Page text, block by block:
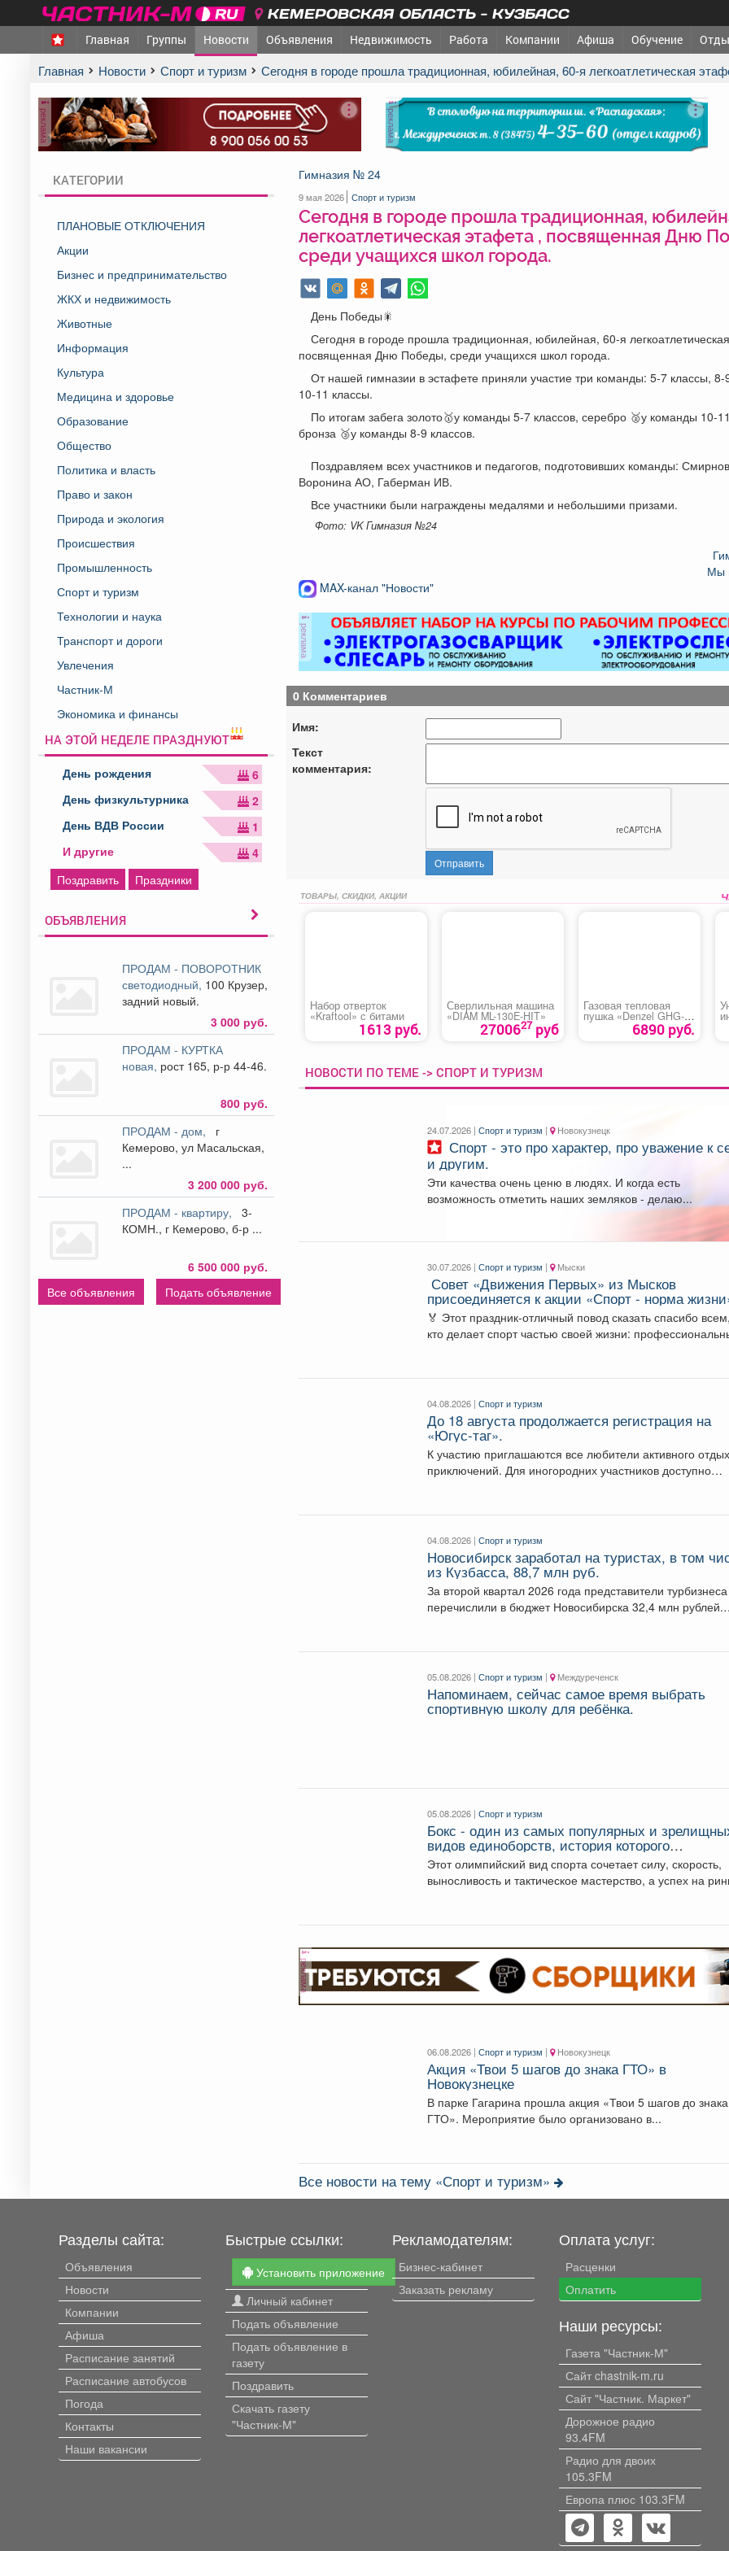
КЕМЕРОВСКАЯ ОБЛАСТЬ - КУЗБАСС
Главная Группы Новости Объявления Недвижимость Работа Компании Афиша Обучение
Главная Новости Спорт и туризм Сегодня в городе прошла традиционная, юбилейная, 60-я легкоатлетическая
реклама реклама
КАТЕГОРИИ
ПЛАНОВЫЕ ОТКЛЮЧЕНИЯ
Акции
Бизнес и предпринимательство
ЖКХ и недвижимость
Животные
Информация
Культура
Медицина и здоровье
Образование
Общество
Политика и власть
Право и закон
Природа и экология
Происшествия
Промышленность
Спорт и туризм
Технологии и наука
Транспорт и дороги
Увлечения
Частник-М
Экономика и финансы
НА ЭТОЙ НЕДЕЛЕ ПРАЗДНУЮТ
День рождения
6
День физкультурника
2
День ВДВ России
1
И другие
4
Поздравить
Праздники
ОБЪЯВЛЕНИЯ
ПРОДАМ - ПОВОРОТНИК
светодиодный, 100 Крузер,
задний новый.
3 000 руб.
ПРОДАМ - КУРТКА
новая, рост 165, р-р 44-46.
800 руб.
ПРОДАМ - дом,
г
Кемерово, ул Масальская,
...
3 200 000 руб.
ПРОДАМ - квартиру,
3-
КОМН., г Кемерово, б-р ...
6 500 000 руб.
Все объявления
Подать объявление
Гимназия № 24
9 мая 2026 Спорт и туризм
Сегодня в городе прошла традиционная,
легкоатлетическая этафета , посвященная Дню
среди учащихся школ города.
День Победы🎇
Сегодня в городе прошла традиционная, юбилейная, 60-я
посвященная Дню Победы, среди учащихся школ города.
От нашей гимназии в эстафете приняли участие три команды: 5-7 классы, 8-
10-11 классы.
По итогам забега золото🥇у команды 5-7 классов, серебро 🥈у команды 10-
бронза 🥉у команды 8-9 классов.
Поздравляем всех участников и педагогов, подготовивших команды:
Воронина АО, Габерман ИВ.
Все участники были награждены медалями и небольшими призами.
Фото: VK Гимназия №24
Мы
MAX-канал "Новости"
реклама
0 Комментариев
Имя:
Текст
комментария:
Отправить
ТОВАРЫ, СКИДКИ, АКЦИИ
Набор отверток
«Kraftool» с битами
1613 руб.
Сверлильная машина
«DIAM ML-130E-HIT»
2700627руб
Газовая тепловая
пушка «Denzel GHG-
10» 6890 руб.
НОВОСТИ ПО ТЕМЕ -> СПОРТ И ТУРИЗМ
24.07.2026 |Спорт и туризм | Новокузнецк
Спорт - это про характер, про уважение к себе
и другим.
Эти качества очень ценю в людях. И когда есть
возможность отметить наших земляков - делаю...
30.07.2026 |Спорт и туризм | Мыски
Совет «Движения Первых» из Мысков
присоединяется к акции «Спорт - норма
которая проходит в честь Дня физкультурника!
🏅 Этот праздник-отличный повод сказать спасибо всем,
кто делает спорт частью своей жизни:
04.08.2026 |Спорт и туризм
До 18 августа продолжается регистрация на
«Югус-таг».
К участию приглашаются все любители активного
приключений. Для иногородних участников доступно
04.08.2026 |Спорт и туризм
Новосибирск заработал на туристах, в том
из Кузбасса, 88,7 млн руб.
За второй квартал 2026 года представители турбизнеса
перечислили в бюджет Новосибирска 32,4 млн рублей.
05.08.2026 |Спорт и туризм | Междуреченск
Напоминаем, сейчас самое время выбрать
спортивную школу для ребёнка.
05.08.2026 |Спорт и туризм
Бокс - один из самых популярных и
видов единоборств, история которого
насчитывает не одно столетие.
Этот олимпийский вид спорта сочетает силу, скорость,
выносливость и тактическое мастерство, а успех на
реклама
06.08.2026 |Спорт и туризм | Новокузнецк
Акция «Твои 5 шагов до знака ГТО» в
Новокузнецке
В парке Гагарина прошла акция «Твои 5 шагов до знака
ГТО». Мероприятие было организовано в...
Все новости на тему «Спорт и туризм»
Разделы сайта:
Объявления
Новости
Компании
Афиша
Расписание занятий
Расписание автобусов
Погода
Контакты
Наши вакансии
Быстрые ссылки:
Установить приложение
Личный кабинет
Подать объявление
Подать объявление в
газету
Поздравить
Скачать газету
"Частник-М"
Рекламодателям:
Бизнес-кабинет
Заказать рекламу
Оплата услуг:
Расценки
Оплатить
Наши ресурсы:
Газета "Частник-М"
Сайт chastnik-m.ru
Сайт "Частник. Маркет"
Дорожное радио
93.4FM
Радио для двоих
105.3FM
Европа плюс 103.3FM